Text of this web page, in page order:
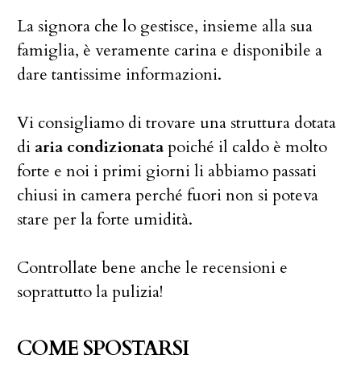
La signora che lo gestisce, insieme alla sua
famiglia, è veramente carina e disponibile a
dare tantissime informazioni.
Vi consigliamo di trovare una struttura dotata
di aria condizionatapoiché il caldo è molto
forte e noi i primi giorni li abbiamo passati
chiusi in camera perché fuori non si poteva
stare per la forte umidità.
Controllate bene anche le recensioni e
soprattutto la pulizia!
COME SPOSTARSI